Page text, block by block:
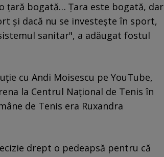
țară bogată… Țara este bogată, dar
și dacă nu se investește în sport,
sanitar", a adăugat fostul
cu Andi Moisescu pe YouTube,
la Centrul Național de Tenis în
de Tenis era Ruxandra
drept o pedeapsă pentru că